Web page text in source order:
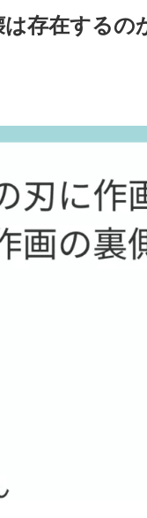
存在するの